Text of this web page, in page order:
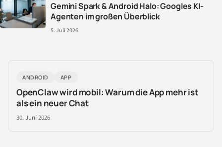
Gemini Spark & Android Halo: Googles KI-
Agenten im großen Überblick
5. Juli 2026
ANDROID APP
OpenClaw wird mobil: Warum die App mehr ist
als ein neuer Chat
30. Juni 2026